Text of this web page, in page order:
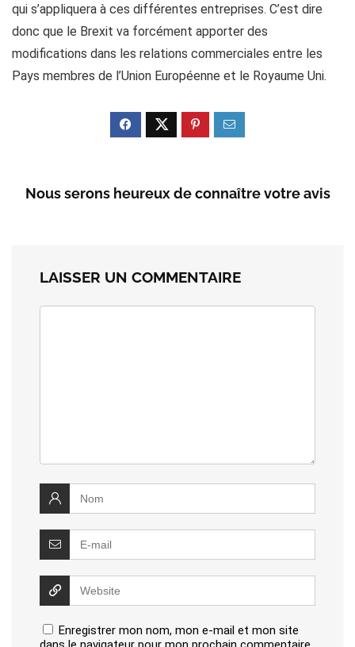
qui s’appliquera à ces différentes entreprises. C’est dire
donc que le Brexit va forcément apporter des
modifications dans les relations commerciales entre les
Pays membres de l’Union Européenne et le Royaume Uni.
Nous serons heureux de connaître votre avis
LAISSER UN COMMENTAIRE
Enregistrer mon nom, mon e-mail et mon site